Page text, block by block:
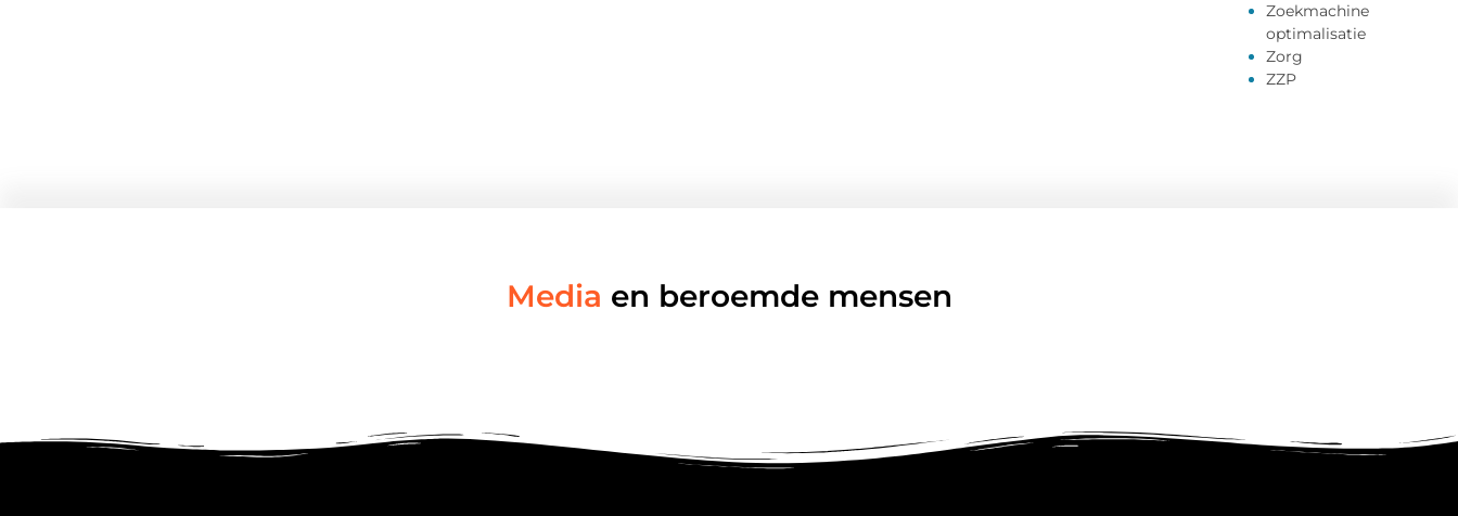
Zoekmachine
optimalisatie
Zorg
ZZP
Media en beroemde mensen